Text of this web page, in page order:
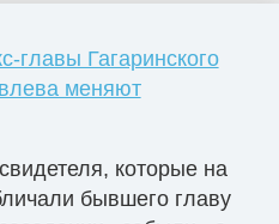
главы Гагаринского
меняют
которые на
бывшего главу